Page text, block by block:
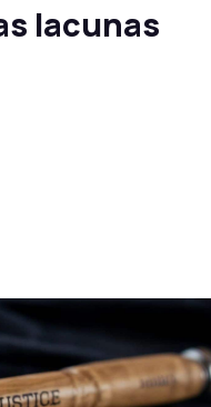
lacunas